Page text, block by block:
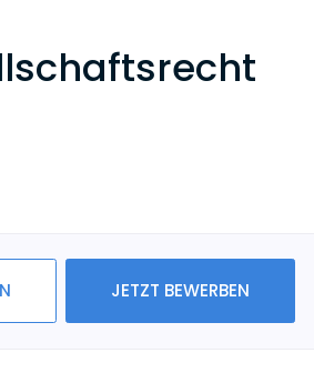
JETZT BEWERBEN